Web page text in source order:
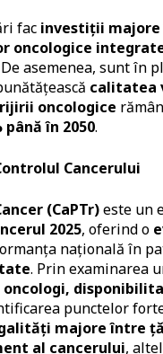
fac investiții
oncologice
asemenea, sunt în
calitatea
oncologice
până în 2050​.
Cancerului
(CaPTr)este un
2025, oferind o
națională în
. Prin examinarea
punctelor
majore între
al cancerului,